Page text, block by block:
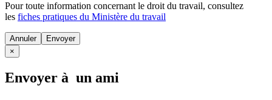
Pour toute information concernant le droit du travail, consultez
les fiches pratiques du Ministère du travail
Annuler
×
Envoyer à un ami